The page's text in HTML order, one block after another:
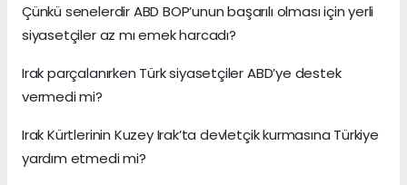
Çünkü senelerdir ABD BOP’unun başarılı olması için yerli
siyasetçiler az mı emek harcadı?
Irak parçalanırken Türk siyasetçiler ABD’ye destek
vermedi mi?
Irak Kürtlerinin Kuzey Irak’ta devletçik kurmasına Türkiye
yardım etmedi mi?